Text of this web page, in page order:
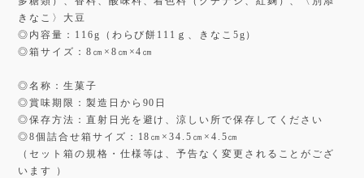
きなこ〉大豆
◎内容量：116g（わらび餅111ｇ、きなこ5g）
◎箱サイズ：8㎝×8㎝×4㎝
◎名称：生菓子
◎賞味期限：製造日から90日
◎保存方法：直射日光を避け、涼しい所で保存してください
◎8個詰合せ箱サイズ：18㎝×34.5㎝×4.5㎝
（セット箱の規格・仕様等は、予告なく変更されることがござ
います ）